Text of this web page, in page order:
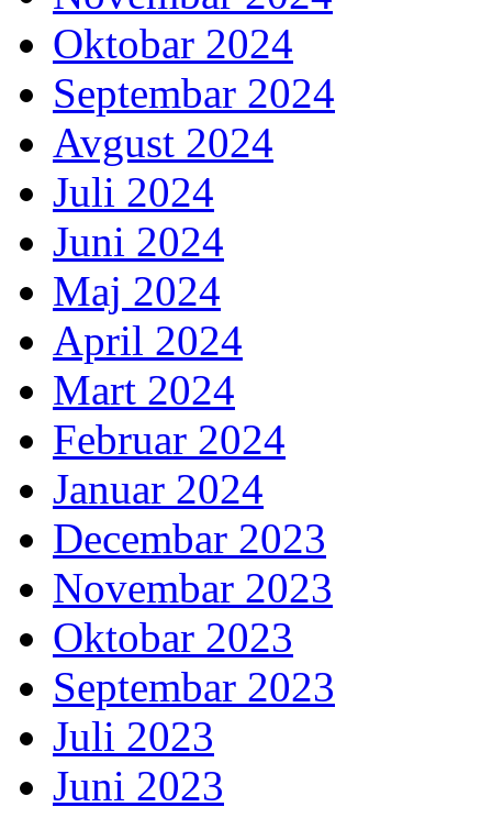
Oktobar 2024
Septembar 2024
Avgust 2024
Juli 2024
Juni 2024
Maj 2024
April 2024
Mart 2024
Februar 2024
Januar 2024
Decembar 2023
Novembar 2023
Oktobar 2023
Septembar 2023
Juli 2023
Juni 2023